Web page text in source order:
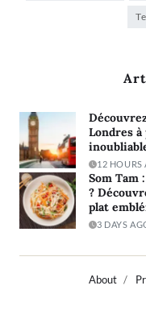
Londres
12 HOURS
Som Tam
?
plat
3 DAYS
About